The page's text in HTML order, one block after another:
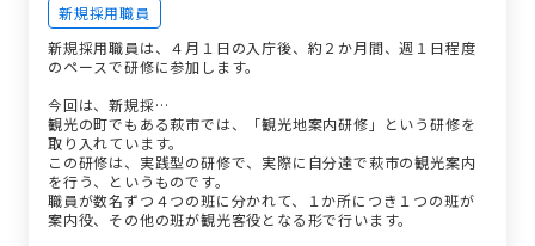
新規採用職員
新規採用職員は、４月１日の入庁後、約２か月間、週１日程度
のペースで研修に参加します。
今回は、新規採…
観光の町でもある萩市では、「観光地案内研修」という研修を
取り入れています。
この研修は、実践型の研修で、実際に自分達で萩市の観光案内
を行う、というものです。
職員が数名ずつ４つの班に分かれて、１か所につき１つの班が
案内役、その他の班が観光客役となる形で行います。